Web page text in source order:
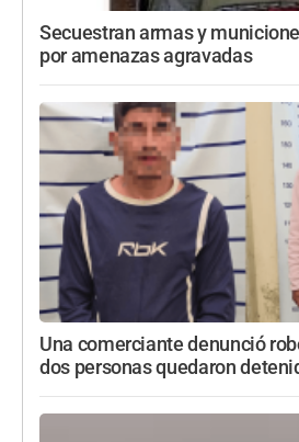
Secuestran armas y
por amenazas agravadas
Una comerciante denunció
dos personas quedaron